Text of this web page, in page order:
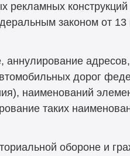
конструкций
законом от 13
дорог
наименований
таких
обороне и